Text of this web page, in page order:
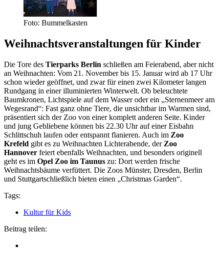
Foto: Bummelkasten
Weihnachtsveranstaltungen für Kinder
Die Tore des Tierparks Berlin schließen am Feierabend, aber nicht
an Weihnachten: Vom 21. November bis 15. Januar wird ab 17 Uhr
schon wieder geöffnet, und zwar für einen zwei Kilometer langen
Rundgang in einer illuminierten Winterwelt. Ob beleuchtete
Baumkronen, Lichtspiele auf dem Wasser oder ein „Sternenmeer am
Wegesrand“: Fast ganz ohne Tiere, die unsichtbar im Warmen sind,
präsentiert sich der Zoo von einer komplett anderen Seite. Kinder
und jung Gebliebene können bis 22.30 Uhr auf einer Eisbahn
Schlittschuh laufen oder entspannt flanieren. Auch im Zoo
Krefeld gibt es zu Weihnachten Lichterabende, der Zoo
Hannover feiert ebenfalls Weihnachten, und besonders originell
geht es im Opel Zoo im Taunus zu: Dort werden frische
Weihnachtsbäume verfüttert. Die Zoos Münster, Dresden, Berlin
und Stuttgartschließlich bieten einen „Christmas Garden“.
Tags:
Kultur für Kids
Beitrag teilen: